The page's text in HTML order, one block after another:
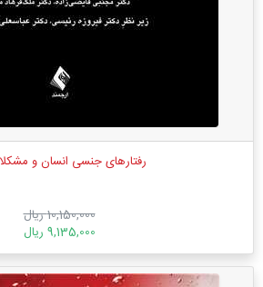
رفتارهای جنسی انسان و
10,150,000 ریال
9,135,000 ریال